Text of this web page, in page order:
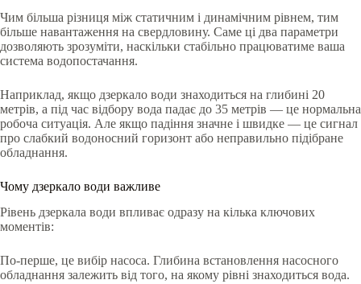
Чим більша різниця між статичним і динамічним рівнем, тим
більше навантаження на свердловину. Саме ці два параметри
дозволяють зрозуміти, наскільки стабільно працюватиме ваша
система водопостачання.
Наприклад, якщо дзеркало води знаходиться на глибині 20
метрів, а під час відбору вода падає до 35 метрів — це нормальна
робоча ситуація. Але якщо падіння значне і швидке — це сигнал
про слабкий водоносний горизонт або неправильно підібране
обладнання.
Чому дзеркало води важливе
Рівень дзеркала води впливає одразу на кілька ключових
моментів:
По-перше, це вибір насоса. Глибина встановлення насосного
обладнання залежить від того, на якому рівні знаходиться вода.